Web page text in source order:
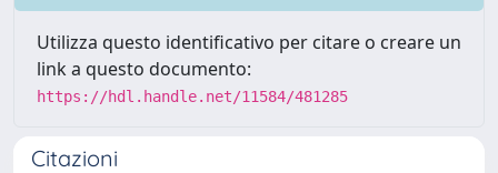
Utilizza questo identificativo per citare o creare un
link a questo documento:
https://hdl.handle.net/11584/481285
Citazioni